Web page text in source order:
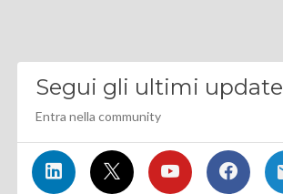
Segui gli ultimi update
Entra nella community